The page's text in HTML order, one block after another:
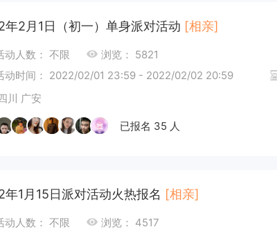
年2月1日（初一）单身派对活动 [相亲]
动人数： 不限
浏览： 5821
动时间： 2022/02/01 23:59 - 2022/02/02 20:59
川 广安
已报名 35 人
1月15日派对活动火热报名 [相亲]
动人数： 不限
浏览： 4517